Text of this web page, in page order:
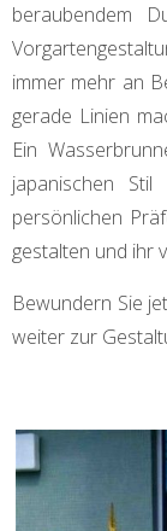
beraubendem
immer mehr an
gerade Linien
Ein
japanischen
persönlichen
gestalten und ihr
Bewundern Sie
weiter zur